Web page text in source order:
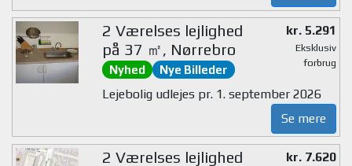
2 Værelses lejlighed
på 37 ㎡, Nørrebro
Nyhed Nye Billeder
kr. 5.291
Eksklusiv
forbrug
Lejebolig udlejes pr. 1. september 2026
Se mere
2 Værelses lejlighed
kr. 7.620